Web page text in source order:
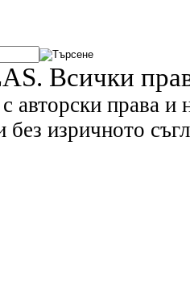
Всички
авторски права и
без изричното